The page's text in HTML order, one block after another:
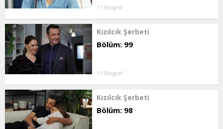
11 Fotoğraf
Kızılcık Şerbeti
Bölüm: 99
11 Fotoğraf
Kızılcık Şerbeti
Bölüm: 98